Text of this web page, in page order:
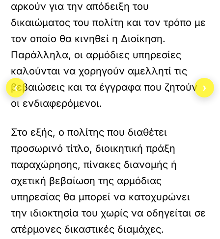
αρκούν για την απόδειξη του
δικαιώματος του πολίτη και τον τρόπο με
τον οποίο θα κινηθεί η Διοίκηση.
Παράλληλα, οι αρμόδιες υπηρεσίες
καλούνται να χορηγούν αμελλητί τις
βεβαιώσεις και τα έγγραφα που ζητούν
οι ενδιαφερόμενοι.
Στο εξής, ο πολίτης που διαθέτει
προσωρινό τίτλο, διοικητική πράξη
παραχώρησης, πίνακες διανομής ή
σχετική βεβαίωση της αρμόδιας
υπηρεσίας θα μπορεί να κατοχυρώνει
την ιδιοκτησία του χωρίς να οδηγείται σε
ατέρμονες δικαστικές διαμάχες.
‹ ›